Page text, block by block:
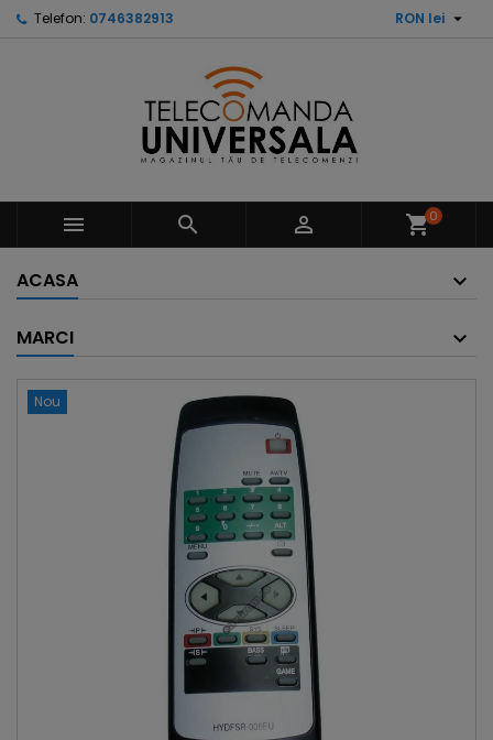
Telefon: 0746382913 RON lei 
   shopping_cart0
ACASA
MARCI
Nou